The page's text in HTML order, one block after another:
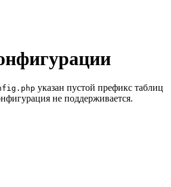
указан пустой префикс таблиц
не поддерживается.